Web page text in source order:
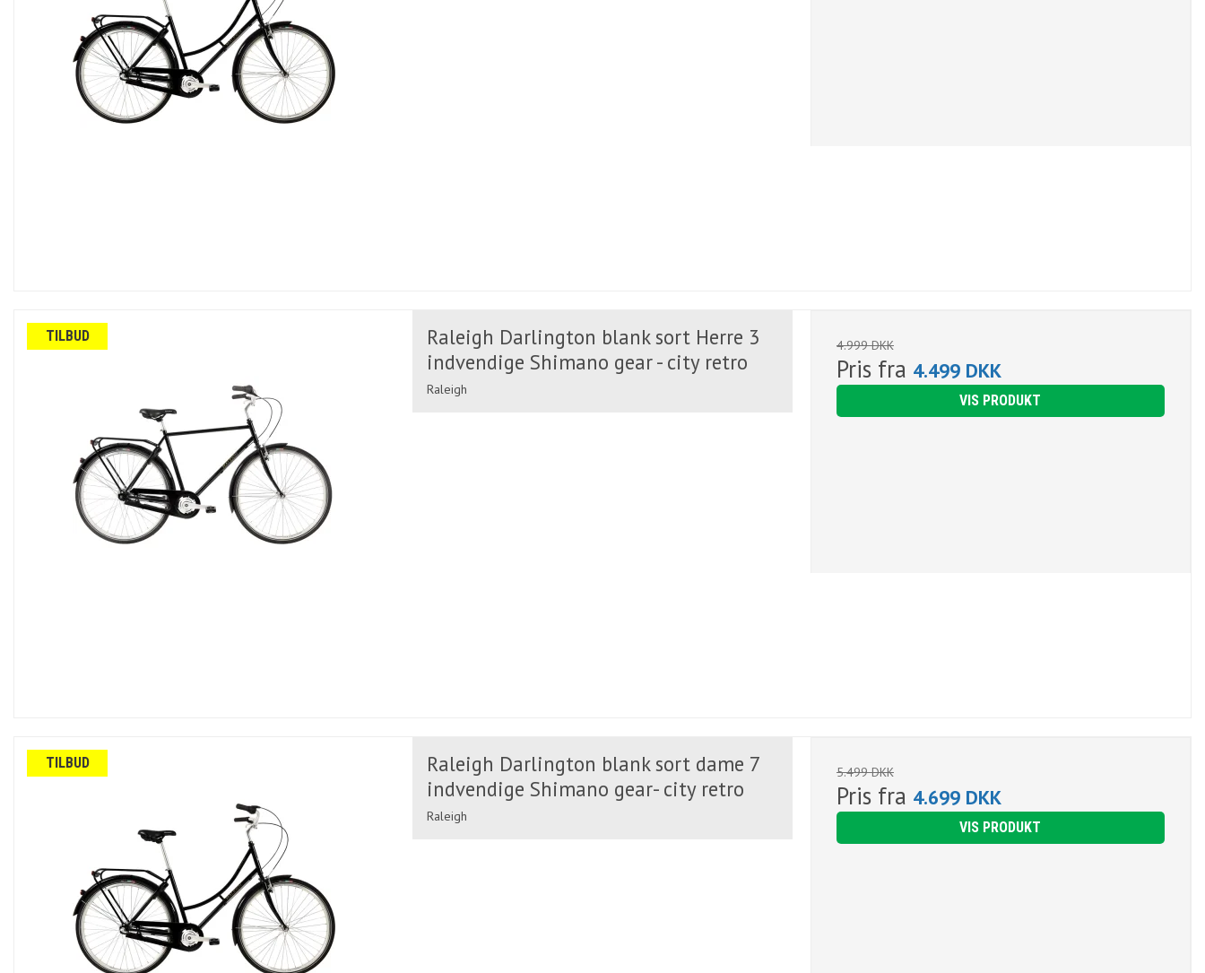
Viva damecykler
Centurion Damecykler
København Damecykler
Liv / Giant damecykler
MBK damecykler
TILBUD
Raleigh Darlington blank sort Herre 3
indvendige Shimano gear - city retro
Raleigh
4.999 DKK
Pris fra 4.499 DKK
VIS PRODUKT
TILBUD
Raleigh Darlington blank sort dame 7
indvendige Shimano gear- city retro
Raleigh
5.499 DKK
Pris fra 4.699 DKK
VIS PRODUKT